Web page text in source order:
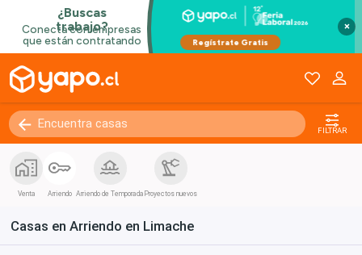
×
FILTRAR
Venta Arriendo Arriendo de Temporada Proyectos nuevos
Casas en Arriendo en Limache